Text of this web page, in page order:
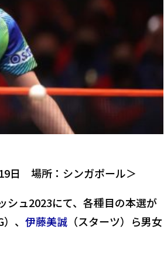
日 場所：シンガポール＞
シュ2023にて、各種目の本選が
）、 伊藤美誠 （スターツ）ら男女